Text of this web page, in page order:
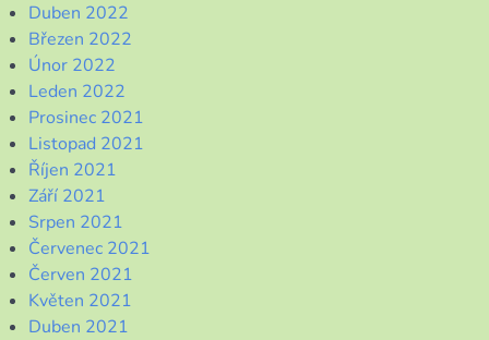
Duben 2022
Březen 2022
Únor 2022
Leden 2022
Prosinec 2021
Listopad 2021
Říjen 2021
Září 2021
Srpen 2021
Červenec 2021
Červen 2021
Květen 2021
Duben 2021